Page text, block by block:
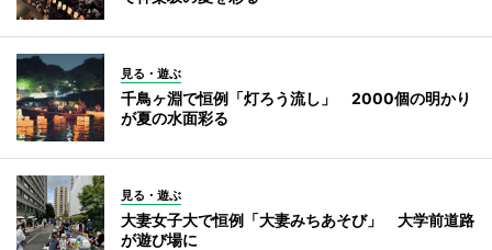
見る・遊ぶ
千鳥ヶ淵で恒例「灯ろう流し」 2000個の明かり
が夏の水面彩る
見る・遊ぶ
大妻女子大で恒例「大妻みちあそび」 大学前道路
が遊び場に